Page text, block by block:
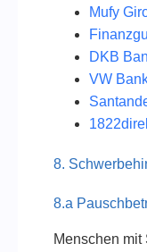
Mufy
DKB
VW
8.
8.a
Menschen